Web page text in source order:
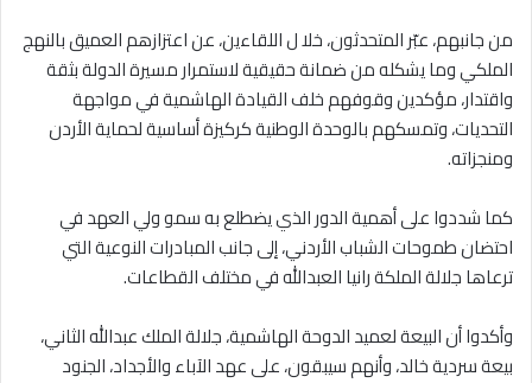
من جانبهم، عبّر المتحدثون، خلا ل اللقاءين، عن اعتزازهم العميق بالنهج
الملكي وما يشكله من ضمانة حقيقية لاستمرار مسيرة الدولة بثقة
واقتدار، مؤكدين وقوفهم خلف القيادة الهاشمية في مواجهة
التحديات، وتمسكهم بالوحدة الوطنية كركيزة أساسية لحماية الأردن
ومنجزاته.
كما شددوا على أهمية الدور الذي يضطلع به سمو ولي العهد في
احتضان طموحات الشباب الأردني، إلى جانب المبادرات النوعية التي
ترعاها جلالة الملكة رانيا العبدالله في مختلف القطاعات.
وأكدوا أن البيعة لعميد الدوحة الهاشمية، جلالة الملك عبدالله الثاني،
بيعة سردية خالد، وأنهم سيبقون، على عهد الآباء والأجداد، الجنود